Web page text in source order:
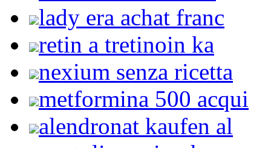
lady era achat franc
retin a tretinoin ka
nexium senza ricetta
metformina 500 acqui
alendronat kaufen al